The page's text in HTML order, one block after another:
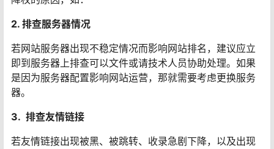
2. 排查服务器情况
若网站服务器出现不稳定情况而影响网站排名，建议应立
即到服务器上排查可以文件或请技术人员协助处理。如果
是因为服务器配置影响网站运营，那就需要考虑更换服务
器。
3. 排查友情链接
若友情链接出现被黑、被跳转、收录急剧下降，以及出现